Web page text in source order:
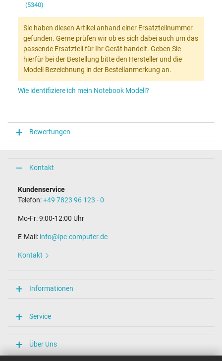
(5340)
Sie haben diesen Artikel anhand einer Ersatzteilnummer
gefunden. Gerne prüfen wir ob es sich dabei auch um das
passende Ersatzteil für Ihr Gerät handelt. Geben Sie
hierfür bei der Bestellung bitte den Hersteller und die
Modell Bezeichnung in der Bestellanmerkung an.
Wie identifiziere ich mein Notebook Modell?
Bewertungen
Kontakt
Kundenservice
Telefon:+49 7823 96 123 - 0
Mo-Fr: 9:00-12:00 Uhr
E-Mail: info@ipc-computer.de
Kontakt
Informationen
Service
Über Uns